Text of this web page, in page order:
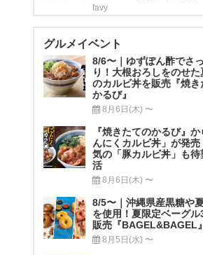
favy
グルメイベント
8/6〜｜ゆずぽん酢でさ
り！大根おろしをのせた
のカルビ丼を販売『焼き
かるび』
8月6日(木) 〜
『焼きたてのかるび』
んにくカルビ丼」が発売
気の「豚カルビ丼」も待
活
8月6日(木) 〜
8/5〜｜沖縄県産黒糖や
を使用！夏限定ベーグル
販売『BAGEL&BAGEL』
8月5日(水) 〜